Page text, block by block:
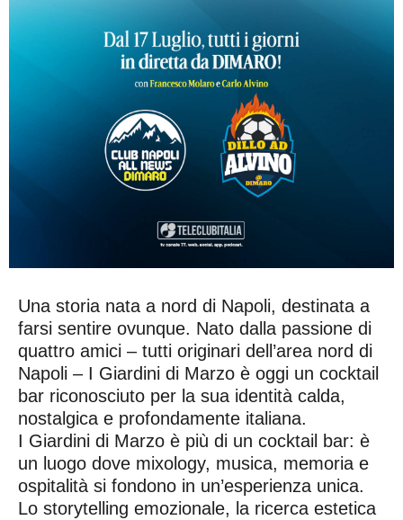
Una storia nata a nord di Napoli, destinata a
farsi sentire ovunque. Nato dalla passione di
quattro amici – tutti originari dell’area nord di
Napoli – I Giardini di Marzo è oggi un cocktail
bar riconosciuto per la sua identità calda,
nostalgica e profondamente italiana.
I Giardini di Marzo è più di un cocktail bar: è
un luogo dove mixology, musica, memoria e
ospitalità si fondono in un’esperienza unica.
Lo storytelling emozionale, la ricerca estetica